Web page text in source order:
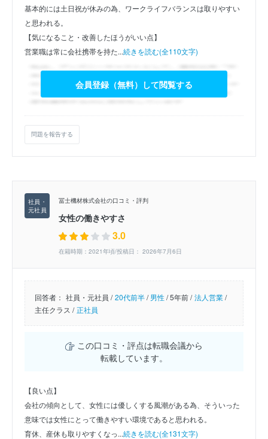
基本的には土日祝が休みの為、ワークライフバランスは取りやすい
と思われる。
【気になること・改善したほうがいい点】
営業職は常に会社携帯を持た...続きを読む(全110文字)
会員登録（無料）して閲覧する
問題を報告する
冨士機材株式会社の口コミ・評判
女性の働きやすさ
3.0
在籍時期：2021年頃/投稿日： 2026年7月6日
回答者： 社員・元社員 / 20代前半/男性/5年前 / 法人営業/
主任クラス / 正社員
この口コミ・評点は転職会議から
転載しています。
【良い点】
会社の傾向として、女性には優しくする風潮がある為、そういった
意味では女性にとって働きやすい環境であると思われる。
育休、産休も取りやすくなっ...続きを読む(全131文字)